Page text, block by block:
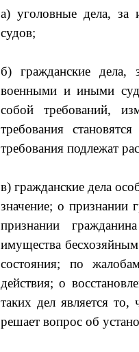
а) уголовные дела,
судов;
б) гражданские дела,
военными и иными
собой требований,
требования
требования подлежат
в) гражданские дела
значение; о признании
признании
имущества
состояния; по
действия; о
таких дел является
решает вопрос об